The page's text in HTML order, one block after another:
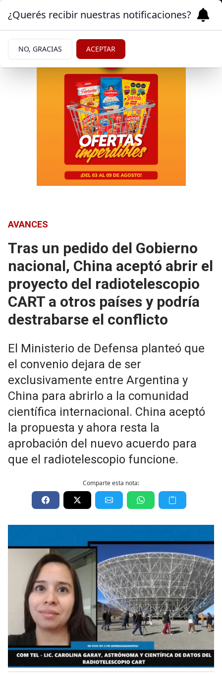
AVANCES
Tras un pedido del Gobierno
nacional, China aceptó abrir el
proyecto del radiotelescopio
CART a otros países y podría
destrabarse el conflicto
El Ministerio de Defensa planteó que
el convenio dejara de ser
exclusivamente entre Argentina y
China para abrirlo a la comunidad
científica internacional. China aceptó
la propuesta y ahora resta la
aprobación del nuevo acuerdo para
que el radiotelescopio funcione.
Comparte esta nota:
¿Querés recibir nuestras notificaciones?
NO, GRACIAS ACEPTAR